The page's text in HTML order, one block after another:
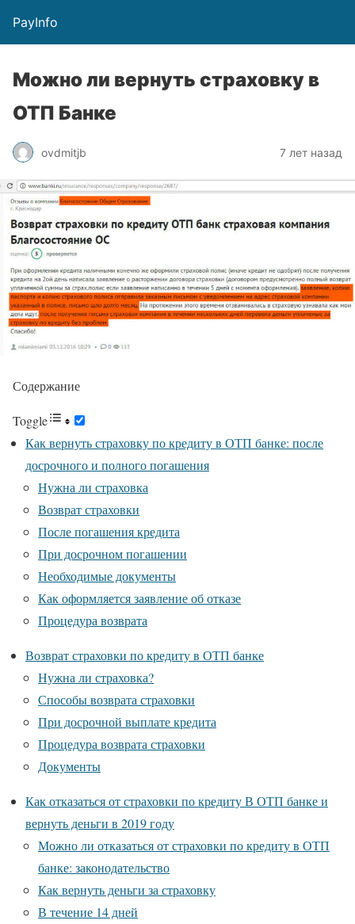
PayInfo
Можно ли вернуть страховку в
ОТП Банке
ovdmitjb 7 лет назад
Содержание
Toggle
Как вернуть страховку по кредиту в ОТП банке: после
досрочного и полного погашения
Нужна ли страховка
Возврат страховки
После погашения кредита
При досрочном погашении
Необходимые документы
Как оформляется заявление об отказе
Процедура возврата
Возврат страховки по кредиту в ОТП банке
Нужна ли страховка?
Способы возврата страховки
При досрочной выплате кредита
Процедура возврата страховки
Документы
Как отказаться от страховки по кредиту В ОТП банке и
вернуть деньги в 2019 году
Можно ли отказаться от страховки по кредиту в ОТП
банке: законодательство
Как вернуть деньги за страховку
В течение 14 дней